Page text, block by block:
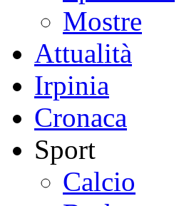
Mostre
Attualità
Irpinia
Cronaca
Sport
Calcio